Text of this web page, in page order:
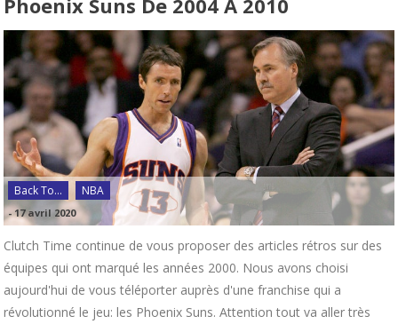
Phoenix Suns De 2004 À 2010
Back To... NBA
- 17 avril 2020
Clutch Time continue de vous proposer des articles rétros sur des
équipes qui ont marqué les années 2000. Nous avons choisi
aujourd'hui de vous téléporter auprès d'une franchise qui a
révolutionné le jeu: les Phoenix Suns. Attention tout va aller très